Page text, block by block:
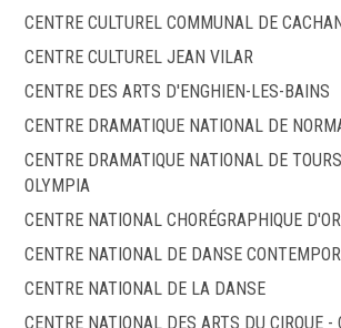
CENTRE CULTUREL COMMUNAL DE
CENTRE CULTUREL JEAN VILAR
CENTRE DES ARTS D'ENGHIEN-LES-BAINS
CENTRE DRAMATIQUE NATIONAL DE
CENTRE DRAMATIQUE NATIONAL DE
OLYMPIA
CENTRE NATIONAL CHORÉGRAPHIQUE
CENTRE NATIONAL DE DANSE
CENTRE NATIONAL DE LA DANSE
CENTRE NATIONAL DES ARTS DU CIRQUE -